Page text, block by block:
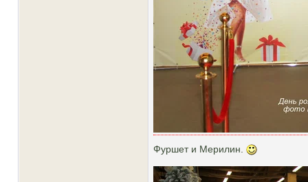
Фуршет и Мерилин.